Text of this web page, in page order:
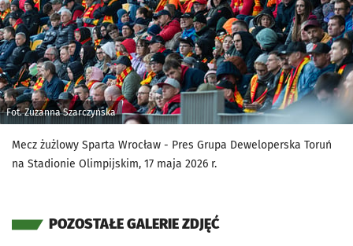
Fot. Zuzanna Szarczyńska
Mecz żużlowy Sparta Wrocław - Pres Grupa Deweloperska Toruń
na Stadionie Olimpijskim, 17 maja 2026 r.
POZOSTAŁE GALERIE ZDJĘĆ